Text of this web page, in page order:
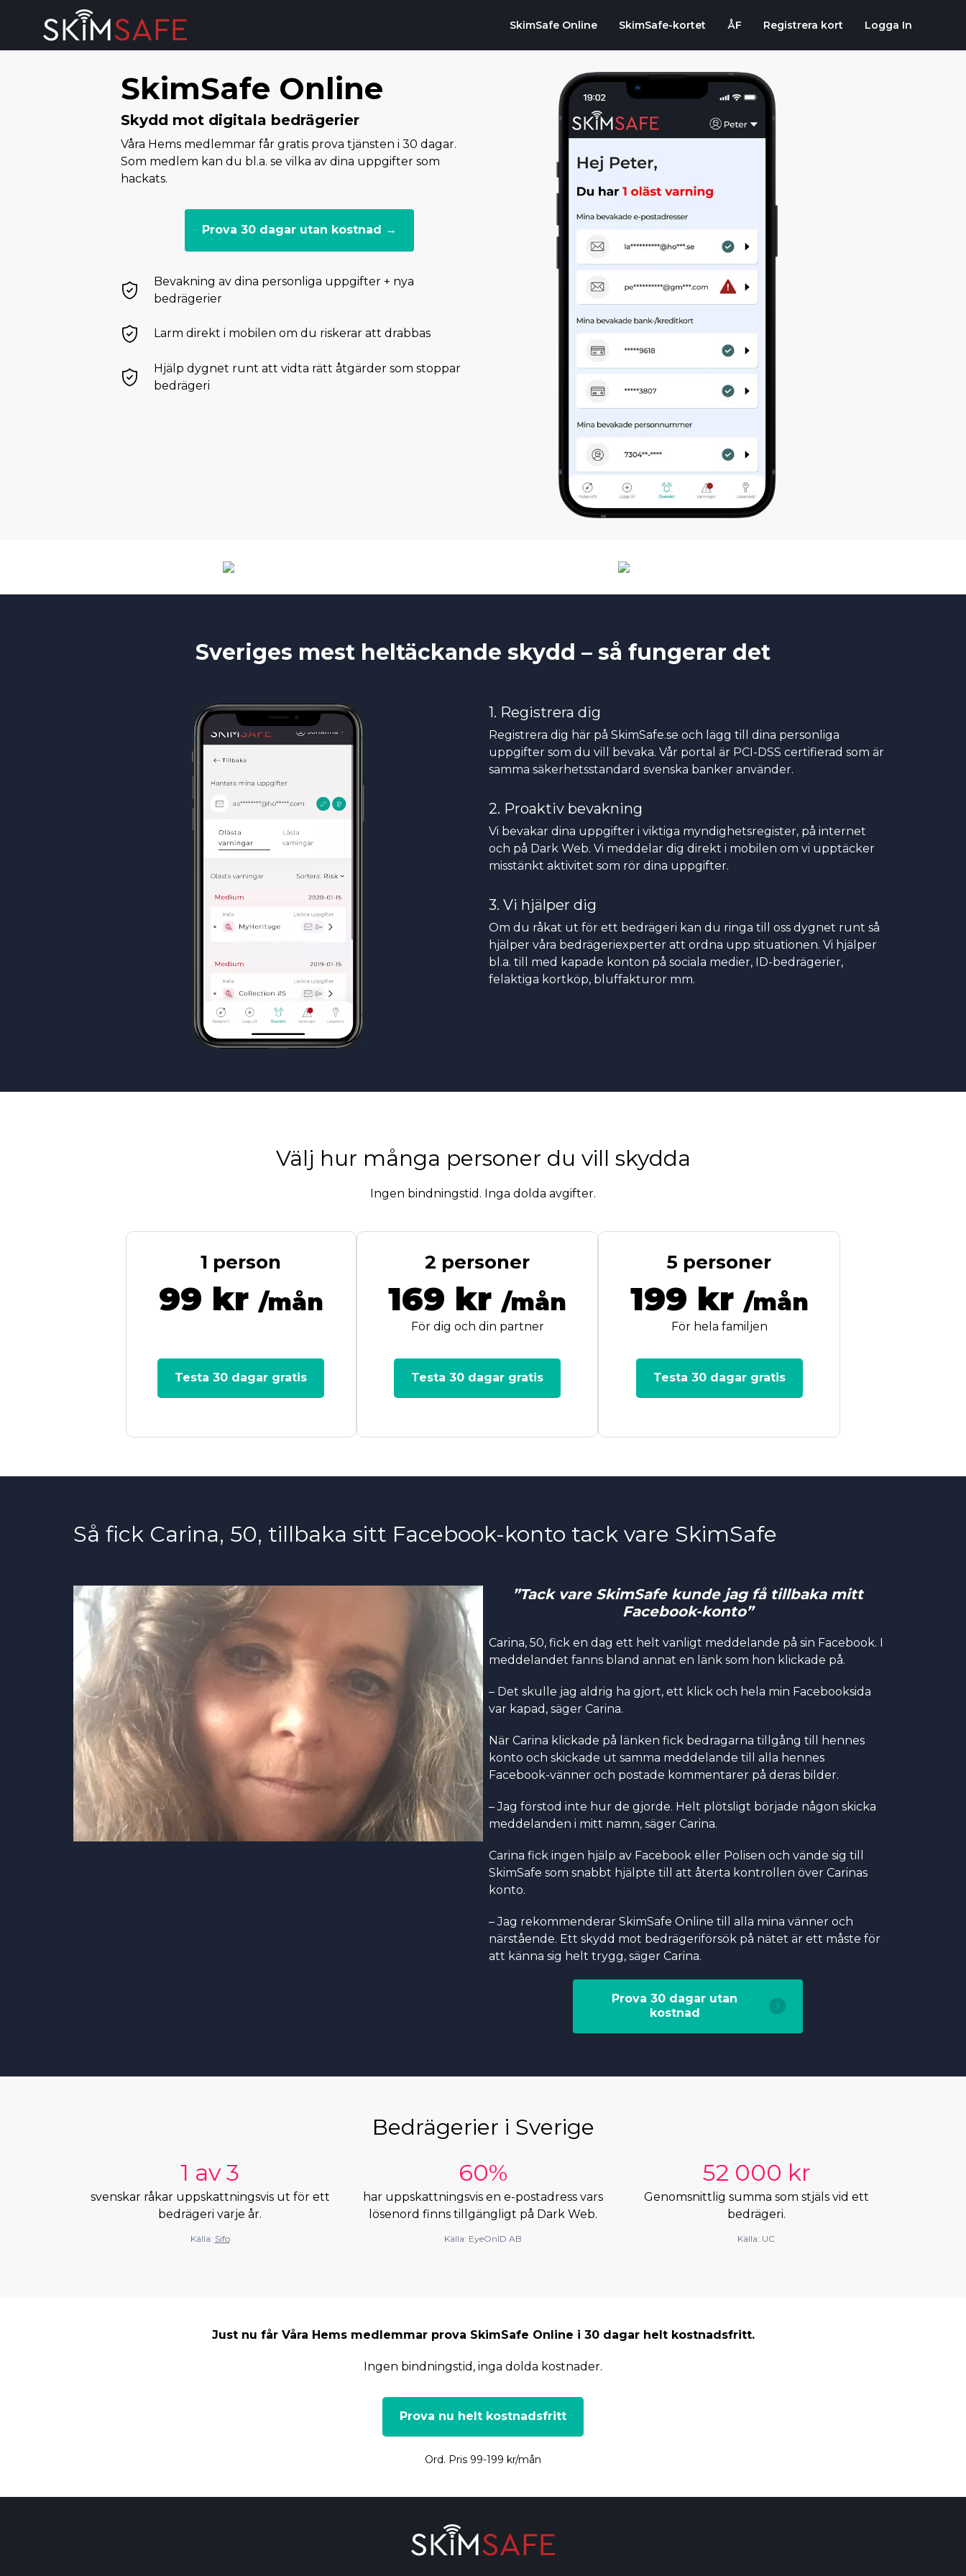
Skip to content
SkimSafe Online SkimSafe-kortet ÅF Registrera kort Logga In
SkimSafe Online
Skydd mot digitala bedrägerier
Våra Hems medlemmar får gratis prova tjänsten i 30 dagar.
Som medlem kan du bl.a. se vilka av dina uppgifter som
hackats.
Prova 30 dagar utan kostnad →
Bevakning av dina personliga uppgifter + nya
bedrägerier
Larm direkt i mobilen om du riskerar att drabbas
Hjälp dygnet runt att vidta rätt åtgärder som stoppar
bedrägeri
Sveriges mest heltäckande skydd – så fungerar det
1. Registrera dig
Registrera dig här på SkimSafe.se och lägg till dina personliga
uppgifter som du vill bevaka. Vår portal är PCI-DSS certifierad som är
samma säkerhetsstandard svenska banker använder.
2. Proaktiv bevakning
Vi bevakar dina uppgifter i viktiga myndighetsregister, på internet
och på Dark Web. Vi meddelar dig direkt i mobilen om vi upptäcker
misstänkt aktivitet som rör dina uppgifter.
3. Vi hjälper dig
Om du råkat ut för ett bedrägeri kan du ringa till oss dygnet runt så
hjälper våra bedrägeriexperter att ordna upp situationen. Vi hjälper
bl.a. till med kapade konton på sociala medier, ID-bedrägerier,
felaktiga kortköp, bluffakturor mm.
Välj hur många personer du vill skydda
Ingen bindningstid. Inga dolda avgifter.
1 person
99 kr /mån
Testa 30 dagar gratis
2 personer
169 kr /mån
För dig och din partner
Testa 30 dagar gratis
5 personer
199 kr /mån
För hela familjen
Testa 30 dagar gratis
Så fick Carina, 50, tillbaka sitt Facebook-konto tack vare SkimSafe
”Tack vare SkimSafe kunde jag få tillbaka mitt
Facebook-konto”
Carina, 50, fick en dag ett helt vanligt meddelande på sin Facebook. I
meddelandet fanns bland annat en länk som hon klickade på.
– Det skulle jag aldrig ha gjort, ett klick och hela min Facebooksida
var kapad, säger Carina.
När Carina klickade på länken fick bedragarna tillgång till hennes
konto och skickade ut samma meddelande till alla hennes
Facebook-vänner och postade kommentarer på deras bilder.
– Jag förstod inte hur de gjorde. Helt plötsligt började någon skicka
meddelanden i mitt namn, säger Carina.
Carina fick ingen hjälp av Facebook eller Polisen och vände sig till
SkimSafe som snabbt hjälpte till att återta kontrollen över Carinas
konto.
– Jag rekommenderar SkimSafe Online till alla mina vänner och
närstående. Ett skydd mot bedrägeriförsök på nätet är ett måste för
att känna sig helt trygg, säger Carina.
Prova 30 dagar utan
kostnad
Bedrägerier i Sverige
1 av 3
svenskar råkar uppskattningsvis ut för ett
bedrägeri varje år.
Källa: Sifo
60%
har uppskattningsvis en e-postadress vars
lösenord finns tillgängligt på Dark Web.
Källa: EyeOnID AB
52 000 kr
Genomsnittlig summa som stjäls vid ett
bedrägeri.
Källa: UC
Just nu får Våra Hems medlemmar prova SkimSafe Online i 30 dagar helt kostnadsfritt.
Ingen bindningstid, inga dolda kostnader.
Prova nu helt kostnadsfritt
Ord. Pris 99-199 kr/mån